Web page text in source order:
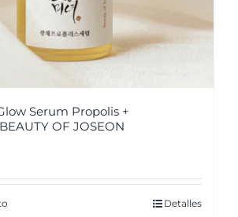
Serum Propolis +
OF JOSEON
Detalles